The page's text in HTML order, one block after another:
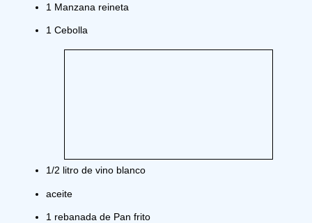
1 Manzana reineta
1 Cebolla
1/2 litro de vino blanco
aceite
1 rebanada de Pan frito